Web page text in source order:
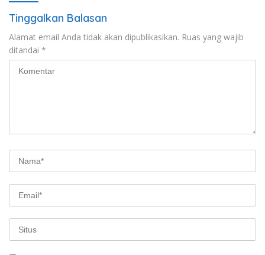
Tinggalkan Balasan
Alamat email Anda tidak akan dipublikasikan. Ruas yang wajib
ditandai *